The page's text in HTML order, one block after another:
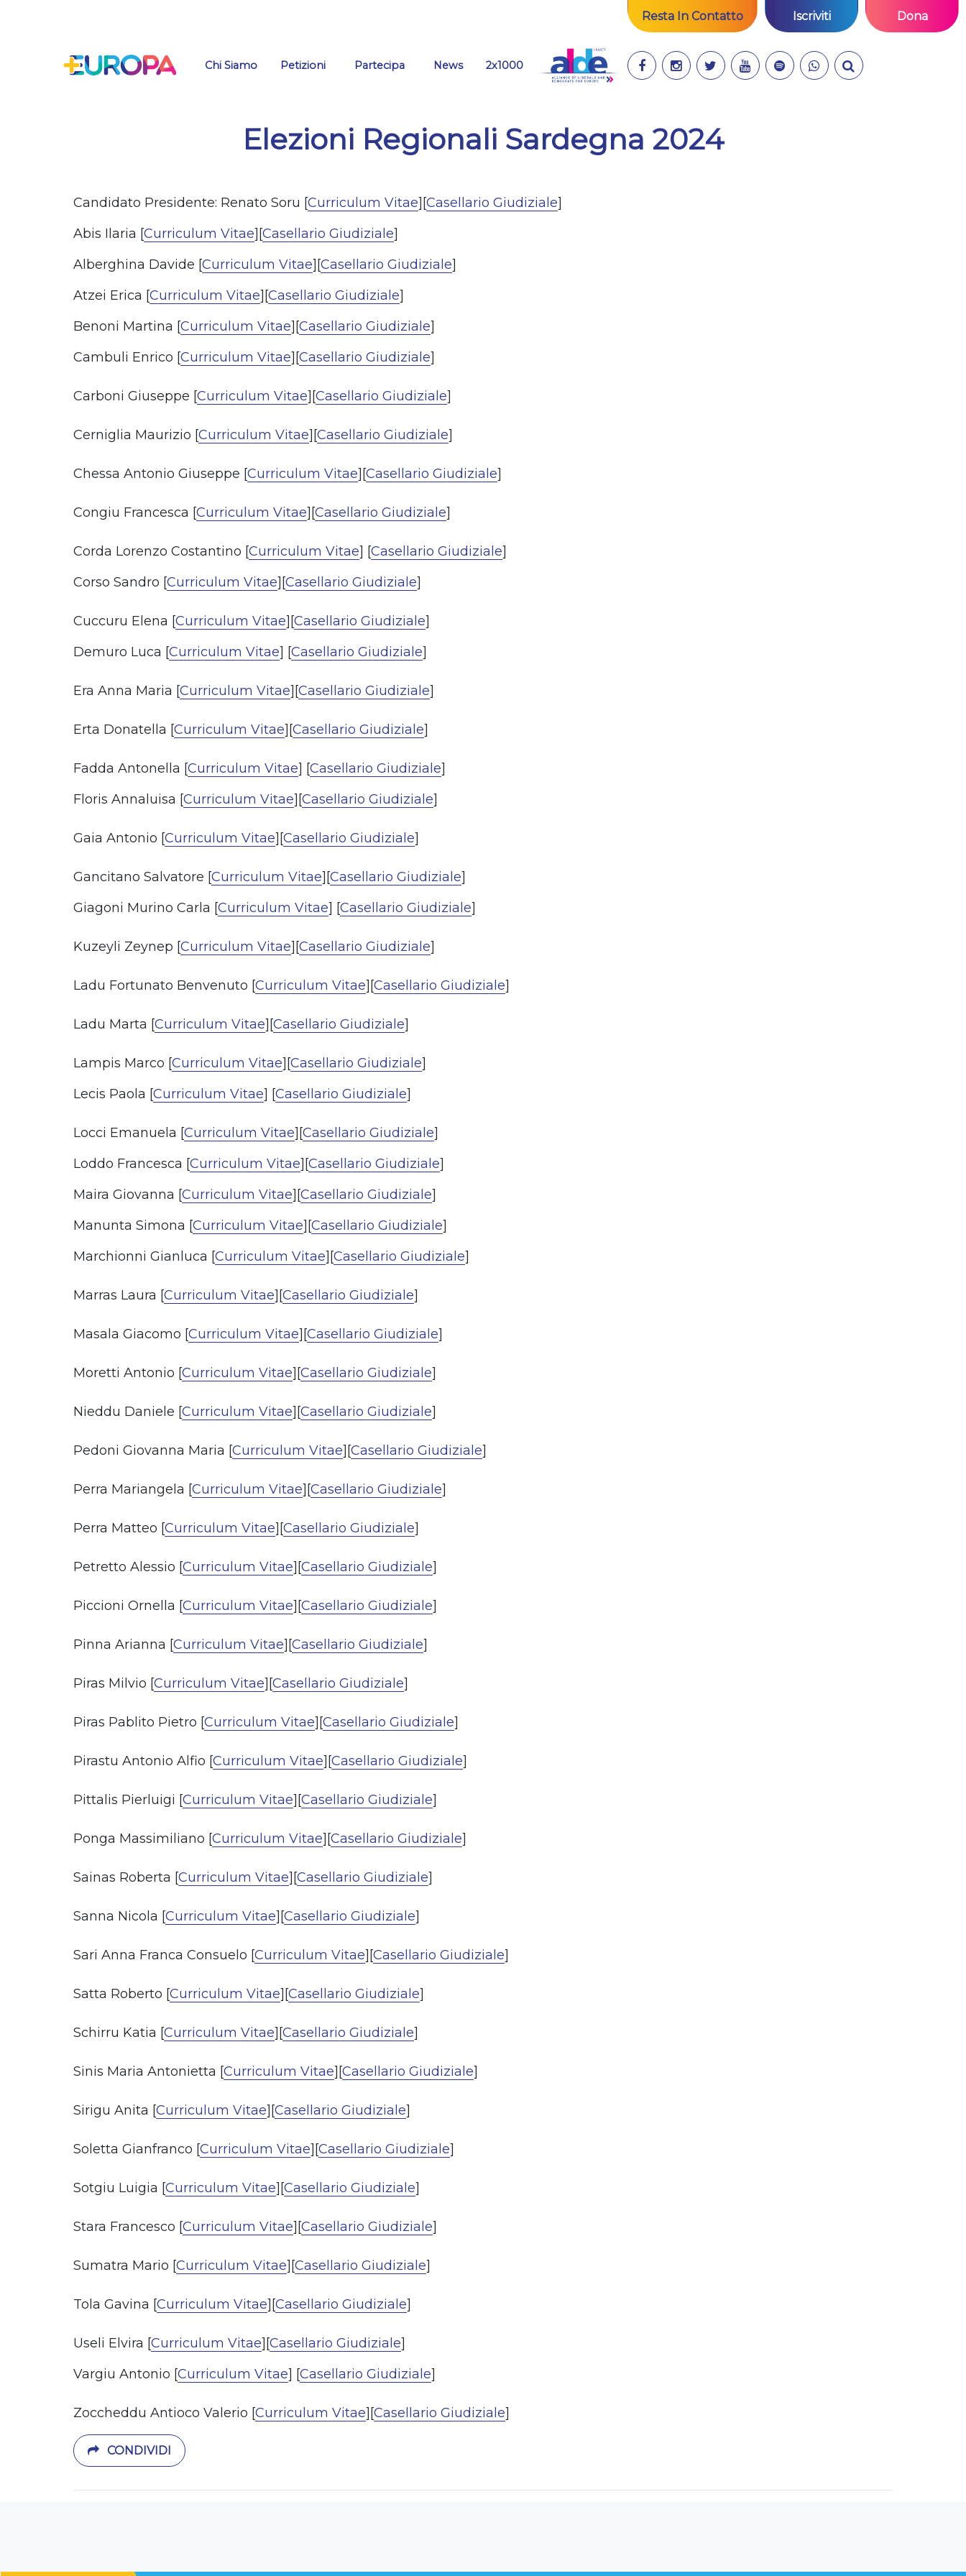
Resta In Contatto Iscriviti Dona
Chi Siamo Petizioni Partecipa News 2x1000
Elezioni Regionali Sardegna 2024
Candidato Presidente: Renato Soru [Curriculum Vitae][Casellario Giudiziale]
Abis Ilaria [Curriculum Vitae][Casellario Giudiziale]
Alberghina Davide [Curriculum Vitae][Casellario Giudiziale]
Atzei Erica [Curriculum Vitae][Casellario Giudiziale]
Benoni Martina [Curriculum Vitae][Casellario Giudiziale]
Cambuli Enrico [Curriculum Vitae][Casellario Giudiziale]
Carboni Giuseppe [Curriculum Vitae][Casellario Giudiziale]
Cerniglia Maurizio [Curriculum Vitae][Casellario Giudiziale]
Chessa Antonio Giuseppe [Curriculum Vitae][Casellario Giudiziale]
Congiu Francesca [Curriculum Vitae][Casellario Giudiziale]
Corda Lorenzo Costantino [Curriculum Vitae] [Casellario Giudiziale]
Corso Sandro [Curriculum Vitae][Casellario Giudiziale]
Cuccuru Elena [Curriculum Vitae][Casellario Giudiziale]
Demuro Luca [Curriculum Vitae] [Casellario Giudiziale]
Era Anna Maria [Curriculum Vitae][Casellario Giudiziale]
Erta Donatella [Curriculum Vitae][Casellario Giudiziale]
Fadda Antonella [Curriculum Vitae] [Casellario Giudiziale]
Floris Annaluisa [Curriculum Vitae][Casellario Giudiziale]
Gaia Antonio [Curriculum Vitae][Casellario Giudiziale]
Gancitano Salvatore [Curriculum Vitae][Casellario Giudiziale]
Giagoni Murino Carla [Curriculum Vitae] [Casellario Giudiziale]
Kuzeyli Zeynep [Curriculum Vitae][Casellario Giudiziale]
Ladu Fortunato Benvenuto [Curriculum Vitae][Casellario Giudiziale]
Ladu Marta [Curriculum Vitae][Casellario Giudiziale]
Lampis Marco [Curriculum Vitae][Casellario Giudiziale]
Lecis Paola [Curriculum Vitae] [Casellario Giudiziale]
Locci Emanuela [Curriculum Vitae][Casellario Giudiziale]
Loddo Francesca [Curriculum Vitae][Casellario Giudiziale]
Maira Giovanna [Curriculum Vitae][Casellario Giudiziale]
Manunta Simona [Curriculum Vitae][Casellario Giudiziale]
Marchionni Gianluca [Curriculum Vitae][Casellario Giudiziale]
Marras Laura [Curriculum Vitae][Casellario Giudiziale]
Masala Giacomo [Curriculum Vitae][Casellario Giudiziale]
Moretti Antonio [Curriculum Vitae][Casellario Giudiziale]
Nieddu Daniele [Curriculum Vitae][Casellario Giudiziale]
Pedoni Giovanna Maria [Curriculum Vitae][Casellario Giudiziale]
Perra Mariangela [Curriculum Vitae][Casellario Giudiziale]
Perra Matteo [Curriculum Vitae][Casellario Giudiziale]
Petretto Alessio [Curriculum Vitae][Casellario Giudiziale]
Piccioni Ornella [Curriculum Vitae][Casellario Giudiziale]
Pinna Arianna [Curriculum Vitae][Casellario Giudiziale]
Piras Milvio [Curriculum Vitae][Casellario Giudiziale]
Piras Pablito Pietro [Curriculum Vitae][Casellario Giudiziale]
Pirastu Antonio Alfio [Curriculum Vitae][Casellario Giudiziale]
Pittalis Pierluigi [Curriculum Vitae][Casellario Giudiziale]
Ponga Massimiliano [Curriculum Vitae][Casellario Giudiziale]
Sainas Roberta [Curriculum Vitae][Casellario Giudiziale]
Sanna Nicola [Curriculum Vitae][Casellario Giudiziale]
Sari Anna Franca Consuelo [Curriculum Vitae][Casellario Giudiziale]
Satta Roberto [Curriculum Vitae][Casellario Giudiziale]
Schirru Katia [Curriculum Vitae][Casellario Giudiziale]
Sinis Maria Antonietta [Curriculum Vitae][Casellario Giudiziale]
Sirigu Anita [Curriculum Vitae][Casellario Giudiziale]
Soletta Gianfranco [Curriculum Vitae][Casellario Giudiziale]
Sotgiu Luigia [Curriculum Vitae][Casellario Giudiziale]
Stara Francesco [Curriculum Vitae][Casellario Giudiziale]
Sumatra Mario [Curriculum Vitae][Casellario Giudiziale]
Tola Gavina [Curriculum Vitae][Casellario Giudiziale]
Useli Elvira [Curriculum Vitae][Casellario Giudiziale]
Vargiu Antonio [Curriculum Vitae] [Casellario Giudiziale]
Zoccheddu Antioco Valerio [Curriculum Vitae][Casellario Giudiziale]
CONDIVIDI